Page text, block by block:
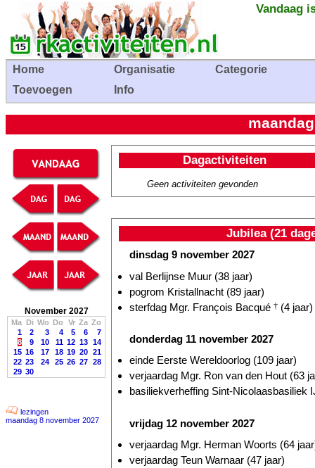
Vandaag
Home Organisatie
Categorie
Toevoegen
Info
November 2027
Ma Di Wo Do Vr Za Zo
1
2 3 4 5 6
7
8
9 10 11 12 13 14
15 16 17 18 19 20 21
22 23 24 25 26 27 28
29 30
lezingen
maandag 8 november 2027
Dagactiviteiten
Geen activiteiten gevonden
Jubilea (21
dinsdag 9 november 2027
val Berlijnse Muur (38 jaar)
pogrom Kristallnacht (89 jaar)
sterfdag Mgr. François Bacqué † (4 jaar)
donderdag 11 november 2027
einde Eerste Wereldoorlog (109 jaar)
verjaardag Mgr. Ron van den Hout (63
basiliekverheffing Sint-Nicolaasbasiliek
vrijdag 12 november 2027
verjaardag Mgr. Herman Woorts (64
verjaardag Teun Warnaar (47 jaar)